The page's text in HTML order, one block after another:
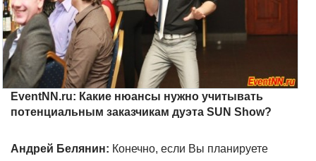
EventNN.ru: Какие нюансы нужно учитывать
потенциальным заказчикам дуэта SUN Show?
Андрей Белянин: Конечно, если Вы планируете